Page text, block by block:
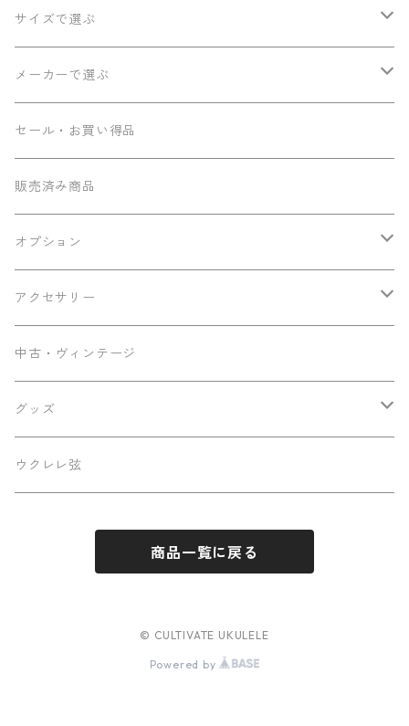
サイズで選ぶ
ソプラノ
コンサート
テナー
その他
ミニテナー
メーカーで選ぶ
Seilen
Sumi工房
Ancestor's
Frayns
KOU ukulele
早瀬ギター工房
Luna
セール・お買い得品
販売済み商品
オプション
エンドピン追加
アクセサリー
メンテナンス用品
ケース
パーツ
中古・ヴィンテージ
グッズ
ステッカー
ウクレレ弦
商品一覧に戻る
© CULTIVATE UKULELE
Powered by